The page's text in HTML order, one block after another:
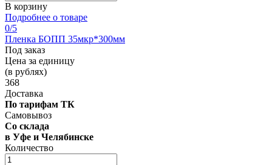
В корзину
Подробнее о товаре
0/5
Пленка БОПП 35мкр*300мм
Под заказ
Цена за единицу
(в рублях)
368
Доставка
По тарифам ТК
Самовывоз
Со склада
в Уфе и Челябинске
Количество